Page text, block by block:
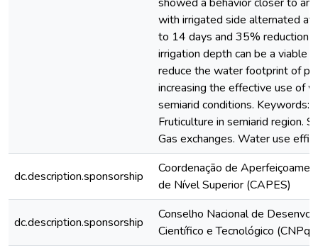
with irrigated side alternated at
to 14 days and 35% reduction
irrigation depth can be a viable
reduce the water footprint of
increasing the effective use of
semiarid conditions. Keywords:
Fruticulture in semiarid region.
Gas exchanges. Water use
dc.description.sponsorship
Coordenação de
de Nível Superior (CAPES)
dc.description.sponsorship
Conselho Nacional de
Científico e Tecnológico (CNPq)